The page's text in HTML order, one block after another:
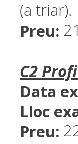
(a triar).
Preu:
C2
Data
Lloc
Preu: